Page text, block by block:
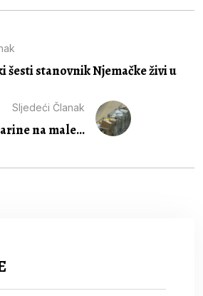
šesti stanovnik Njemačke živi u
Sljedeći Članak
na male...